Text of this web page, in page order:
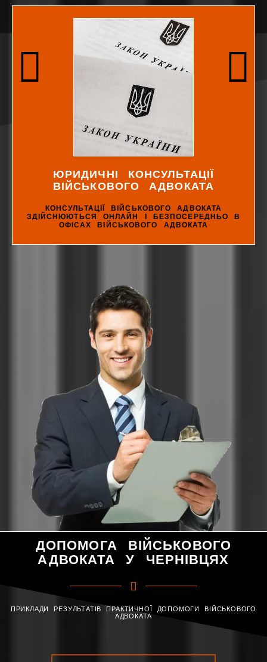
ЮРИДИЧНІ КОНСУЛЬТАЦІЇ
ВІЙСЬКОВОГО АДВОКАТА
КОНСУЛЬТАЦІЇ ВІЙСЬКОВОГО АДВОКАТА
ЗДІЙСНЮЮТЬСЯ ОНЛАЙН І БЕЗПОСЕРЕДНЬО В
ОФІСАХ ВІЙСЬКОВОГО АДВОКАТА
ДОПОМОГА ВІЙСЬКОВОГО
АДВОКАТА У ЧЕРНІВЦЯХ
ПРИКЛАДИ РЕЗУЛЬТАТІВ ПРАКТИЧНОЇ ДОПОМОГИ ВІЙСЬКОВОГО
АДВОКАТА